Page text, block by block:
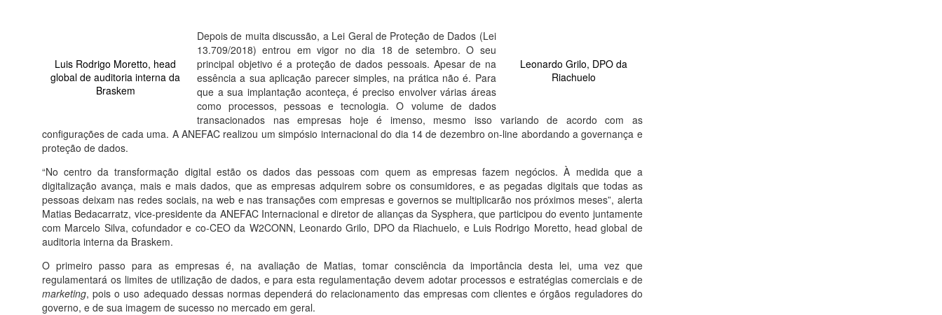
Luis Rodrigo Moretto, head
global de auditoria interna da
Braskem
Leonardo Grilo, DPO da
Riachuelo
Depois de muita discussão, a Lei Geral de Proteção de Dados (Lei
13.709/2018) entrou em vigor no dia 18 de setembro. O seu
principal objetivo é a proteção de dados pessoais. Apesar de na
essência a sua aplicação parecer simples, na prática não é. Para
que a sua implantação aconteça, é preciso envolver várias áreas
como processos, pessoas e tecnologia. O volume de dados
transacionados nas empresas hoje é imenso, mesmo isso variando de acordo com as
configurações de cada uma. A ANEFAC realizou um simpósio internacional do dia 14 de dezembro on-line abordando a governança e
proteção de dados.
“No centro da transformação digital estão os dados das pessoas com quem as empresas fazem negócios. À medida que a
digitalização avança, mais e mais dados, que as empresas adquirem sobre os consumidores, e as pegadas digitais que todas as
pessoas deixam nas redes sociais, na web e nas transações com empresas e governos se multiplicarão nos próximos meses”, alerta
Matias Bedacarratz, vice-presidente da ANEFAC Internacional e diretor de alianças da Sysphera, que participou do evento juntamente
com Marcelo Silva, cofundador e co-CEO da W2CONN, Leonardo Grilo, DPO da Riachuelo, e Luis Rodrigo Moretto, head global de
auditoria interna da Braskem.
O primeiro passo para as empresas é, na avaliação de Matias, tomar consciência da importância desta lei, uma vez que
regulamentará os limites de utilização de dados, e para esta regulamentação devem adotar processos e estratégias comerciais e de
marketing, pois o uso adequado dessas normas dependerá do relacionamento das empresas com clientes e órgãos reguladores do
governo, e de sua imagem de sucesso no mercado em geral.